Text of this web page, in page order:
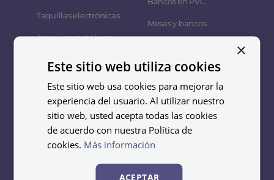
Taquillas electrónicas
Armarios metálicos
Mesas y bancos
Mobenka
×
Este sitio web utiliza cookies
Este sitio web usa cookies para mejorar la
experiencia del usuario. Al utilizar nuestro
sitio web, usted acepta todas las cookies
de acuerdo con nuestra Política de
cookies. Más información
ACEPTAR